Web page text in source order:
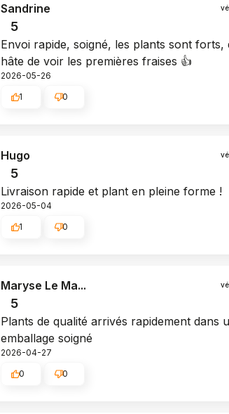
Sandrine
5
Envoi rapide, soigné, les plants sont forts,
hâte de voir les premières fraises 👍️
2026-05-26
1 0
Hugo
5
Livraison rapide et plant en pleine forme !
2026-05-04
1 0
Maryse Le Ma...
5
Plants de qualité arrivés rapidement dans
emballage soigné
2026-04-27
0 0